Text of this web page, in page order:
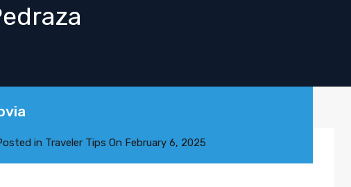
in Traveler Tips On February 6, 2025